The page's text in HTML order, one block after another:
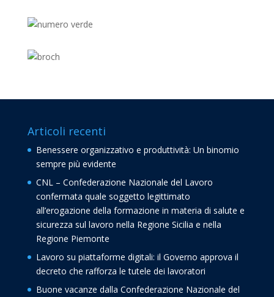
Articoli recenti
Benessere organizzativo e produttività: Un binomio
sempre più evidente
CNL – Confederazione Nazionale del Lavoro
confermata quale soggetto legittimato
all’erogazione della formazione in materia di salute e
sicurezza sul lavoro nella Regione Sicilia e nella
Regione Piemonte
Lavoro su piattaforme digitali: il Governo approva il
decreto che rafforza le tutele dei lavoratori
Buone vacanze dalla Confederazione Nazionale del